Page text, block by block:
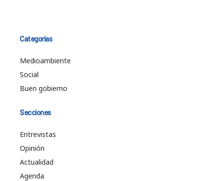
Categorías
Medioambiente
Social
Buen gobierno
Secciones
Entrevistas
Opinión
Actualidad
Agenda